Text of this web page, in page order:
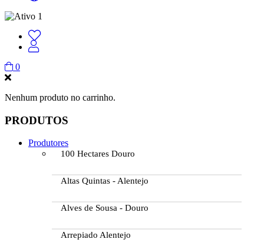
0
Nenhum produto no carrinho.
PRODUTOS
Produtores
100 Hectares Douro
Altas Quintas - Alentejo
Alves de Sousa - Douro
Arrepiado Alentejo